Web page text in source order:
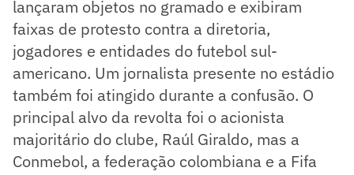
lançaram objetos no gramado e exibiram
faixas de protesto contra a diretoria,
jogadores e entidades do futebol sul-
americano. Um jornalista presente no estádio
também foi atingido durante a confusão. O
principal alvo da revolta foi o acionista
majoritário do clube, Raúl Giraldo, mas a
Conmebol, a federação colombiana e a Fifa